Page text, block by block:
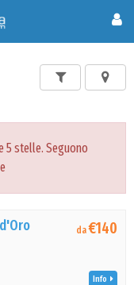
5 stelle. Seguono
da€140
Info